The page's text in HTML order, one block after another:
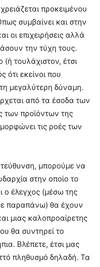
προκειμένου
συμβαίνει και στην
οι επιχειρήσεις αλλά
την τύχη τους.
τουλάχιστον, έτσι
ότι εκείνοι που
μεγαλύτερη δύναμη.
από τα έσοδα των
των προϊόντων της
τις ροές των
μπορούμε να
στην οποίο το
ο έλεγχος (μέσω της
παραπάνω) θα έχουν
μιας καλοπροαίρετης
θα συντηρεί το
Βλέπετε, έτσι μας
πληθυσμό δηλαδή. Τα